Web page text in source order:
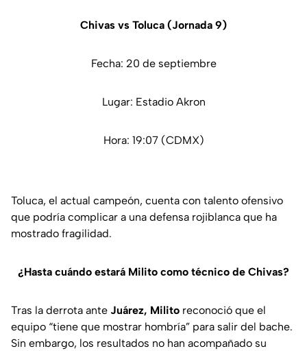
Chivas vs Toluca (Jornada 9)
Fecha: 20 de septiembre
Lugar: Estadio Akron
Hora: 19:07 (CDMX)
Toluca, el actual campeón, cuenta con talento ofensivo
que podría complicar a una defensa rojiblanca que ha
mostrado fragilidad.
¿Hasta cuándo estará Milito como técnico de Chivas?
Tras la derrota ante Juárez, Milito reconoció que el
equipo “tiene que mostrar hombría” para salir del bache.
Sin embargo, los resultados no han acompañado su